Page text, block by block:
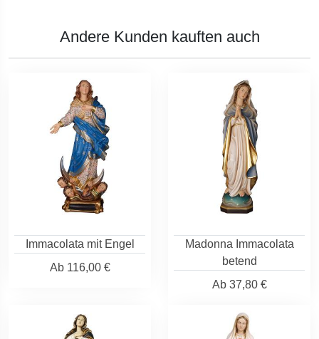
Andere Kunden kauften auch
Immacolata mit Engel
Ab116,00 €
Madonna Immacolata
betend
Ab37,80 €